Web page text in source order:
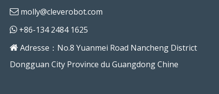
 molly@cleverobot.com
 +86-134 2484 1625
 Adresse：No.8 Yuanmei Road Nancheng District
Dongguan City Province du Guangdong Chine